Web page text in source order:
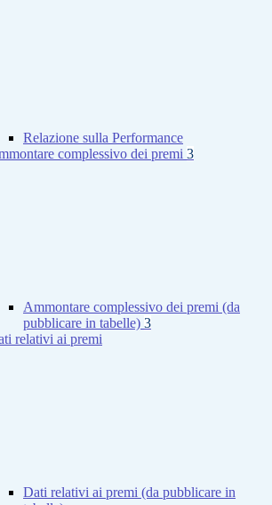
Relazione sulla Performance
complessivo dei premi 3
Ammontare complessivo dei premi (da
pubblicare in tabelle) 3
relativi ai premi
Dati relativi ai premi (da pubblicare in